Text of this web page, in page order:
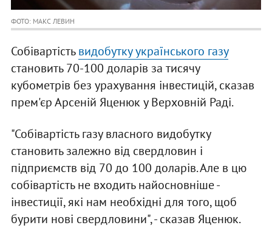
ФОТО: МАКС ЛЕВИН
Собівартістьвидобутку українського газу
становить 70-100 доларів за тисячу
кубометрів без урахування інвестицій, сказав
прем'єр Арсеній Яценюк у Верховній Раді.
"Собівартість газу власного видобутку
становить залежно від свердловин і
підприємств від 70 до 100 доларів. Але в цю
собівартість не входить найосновніше -
інвестиції, які нам необхідні для того, щоб
бурити нові свердловини", - сказав Яценюк.